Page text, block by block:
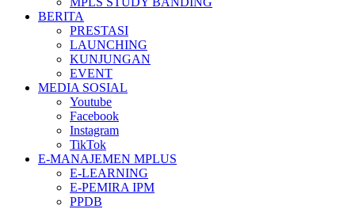
BERITA
PRESTASI
LAUNCHING
KUNJUNGAN
EVENT
MEDIA SOSIAL
Youtube
Facebook
Instagram
TikTok
E-MANAJEMEN MPLUS
E-LEARNING
E-PEMIRA IPM
PPDB